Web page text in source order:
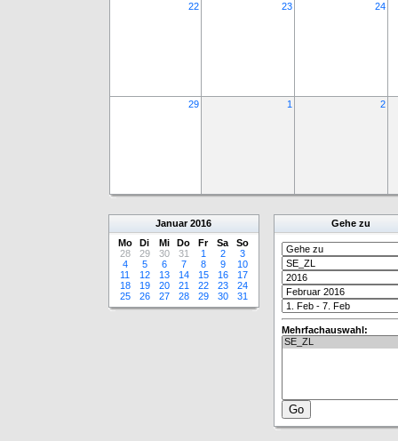
22 23 24
29 1 2
Januar 2016
Mo
Di Mi Do Fr Sa
So
28
29 30 31 1 2
3
4
5 6 7 8 9
10
11
12 13 14 15 16
17
18
19 20 21 22 23
24
25
26 27 28 29 30 31
Gehe zu
Mehrfachauswahl: